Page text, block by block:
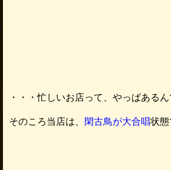
・・・忙しいお店って、やっぱあるん
そのころ当店は、 閑古鳥が大合唱状態